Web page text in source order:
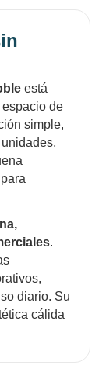
está
de
simple,
.
diario. Su
cálida